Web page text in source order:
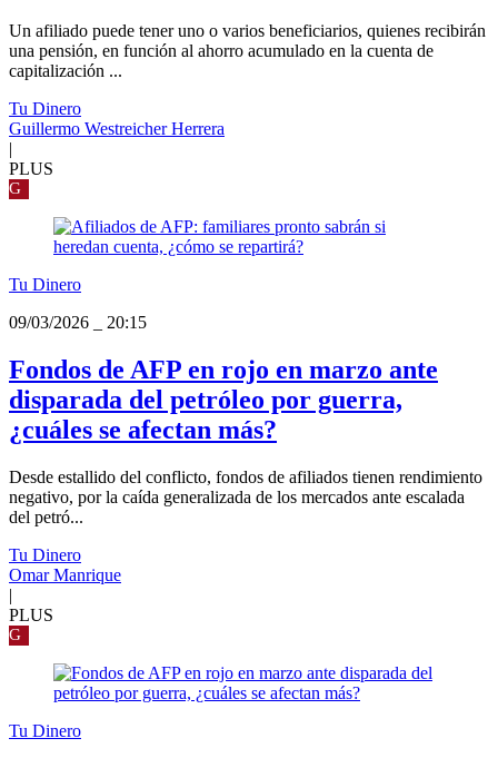
Un afiliado puede tener uno o varios beneficiarios, quienes recibirán
una pensión, en función al ahorro acumulado en la cuenta de
capitalización ...
Tu Dinero
Guillermo Westreicher Herrera
|
PLUS
G
Tu Dinero
09/03/2026
20:15
Fondos de AFP en rojo en marzo ante
disparada del petróleo por guerra,
¿cuáles se afectan más?
Desde estallido del conflicto, fondos de afiliados tienen rendimiento
negativo, por la caída generalizada de los mercados ante escalada
del petró...
Tu Dinero
Omar Manrique
|
PLUS
G
Tu Dinero